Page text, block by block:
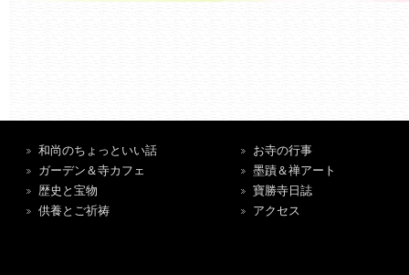
和尚のちょっといい話
ガーデン＆寺カフェ
歴史と宝物
供養とご祈祷
お寺の行事
墨蹟＆禅アート
寶勝寺日誌
アクセス